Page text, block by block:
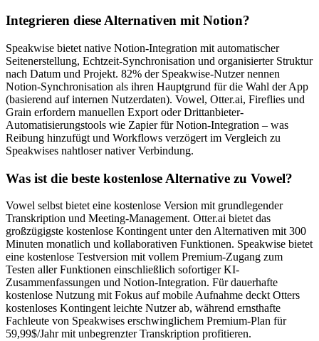
Integrieren diese Alternativen mit Notion?
Speakwise bietet native Notion-Integration mit automatischer
Seitenerstellung, Echtzeit-Synchronisation und organisierter Struktur
nach Datum und Projekt. 82% der Speakwise-Nutzer nennen
Notion-Synchronisation als ihren Hauptgrund für die Wahl der App
(basierend auf internen Nutzerdaten). Vowel, Otter.ai, Fireflies und
Grain erfordern manuellen Export oder Drittanbieter-
Automatisierungstools wie Zapier für Notion-Integration – was
Reibung hinzufügt und Workflows verzögert im Vergleich zu
Speakwises nahtloser nativer Verbindung.
Was ist die beste kostenlose Alternative zu Vowel?
Vowel selbst bietet eine kostenlose Version mit grundlegender
Transkription und Meeting-Management. Otter.ai bietet das
großzügigste kostenlose Kontingent unter den Alternativen mit 300
Minuten monatlich und kollaborativen Funktionen. Speakwise bietet
eine kostenlose Testversion mit vollem Premium-Zugang zum
Testen aller Funktionen einschließlich sofortiger KI-
Zusammenfassungen und Notion-Integration. Für dauerhafte
kostenlose Nutzung mit Fokus auf mobile Aufnahme deckt Otters
kostenloses Kontingent leichte Nutzer ab, während ernsthafte
Fachleute von Speakwises erschwinglichem Premium-Plan für
59,99$/Jahr mit unbegrenzter Transkription profitieren.